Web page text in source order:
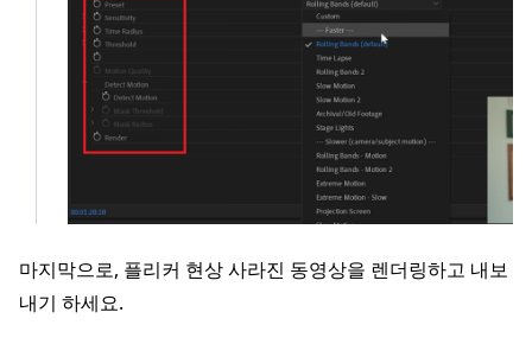
마지막으로, 플리커 현상 사라진 동영상을 렌더링하고 내보
내기 하세요.